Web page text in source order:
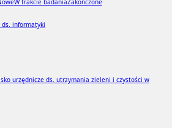
W trakcie badaniaZakończone
informatyki
urzędnicze ds. utrzymania zieleni i czystości w